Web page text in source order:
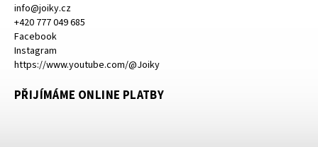
info@joiky.cz
+420 777 049 685
Facebook
Instagram
https://www.youtube.com/@Joiky
PŘIJÍMÁME ONLINE PLATBY